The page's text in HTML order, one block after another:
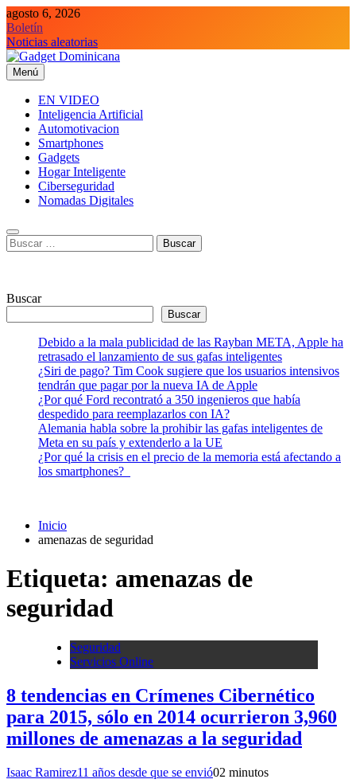
Saltar
al
contenido
agosto 6, 2026
Boletín
Noticias aleatorias
Gadget Dominicana
Gadgets y Tecnología de consumo
Menú
EN VIDEO
Inteligencia Artificial
Automotivacion
Smartphones
Gadgets
Hogar Inteligente
Ciberseguridad
Nomadas Digitales
Buscar:
Buscar
Buscar
Debido a la mala publicidad de las Rayban META, Apple ha
retrasado el lanzamiento de sus gafas inteligentes
¿Siri de pago? Tim Cook sugiere que los usuarios intensivos
tendrán que pagar por la nueva IA de Apple
¿Por qué Ford recontrató a 350 ingenieros que había
despedido para reemplazarlos con IA?
Alemania habla sobre la prohibir las gafas inteligentes de
Meta en su país y extenderlo a la UE
¿Por qué la crisis en el precio de la memoria está afectando a
los smartphones?
Inicio
amenazas de seguridad
Etiqueta: amenazas de
seguridad
Seguridad
Servicios Online
8 tendencias en Crímenes Cibernético
para 2015, sólo en 2014 ocurrieron 3,960
millones de amenazas a la seguridad
Isaac Ramirez11 años desde que se envió02 minutos